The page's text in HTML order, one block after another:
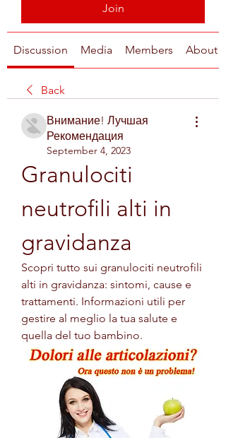
Join
Discussion Media Members About
Back
Внимание! Лучшая
Рекомендация
September 4, 2023
Granulociti
neutrofili alti in
gravidanza
Scopri tutto sui granulociti neutrofili
alti in gravidanza: sintomi, cause e
trattamenti. Informazioni utili per
gestire al meglio la tua salute e
quella del tuo bambino.